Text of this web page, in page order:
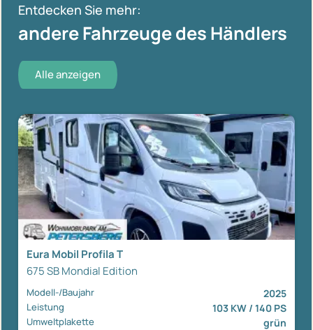
Entdecken Sie mehr:
andere Fahrzeuge des Händlers
Alle anzeigen
Eura Mobil Profila T
675 SB Mondial Edition
Modell-/Baujahr 2025
Leistung 103 KW / 140 PS
Umweltplakette grün